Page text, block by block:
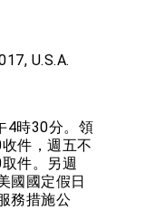
U.S.A.
4時30分。領
件，週五不
件。另週
國國定假日
務措施公